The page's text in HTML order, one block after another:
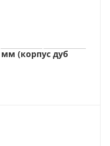
мм (корпус дуб